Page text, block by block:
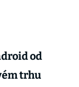
od
trhu